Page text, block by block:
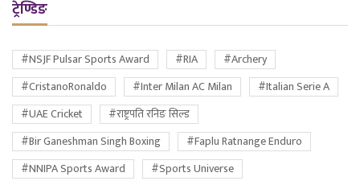
ट्रेण्डिङ
#NSJF Pulsar Sports Award #RIA
#Archery
#CristanoRonaldo
#Inter Milan AC Milan
#Italian Serie A
#UAE Cricket
#राष्ट्रपति रनिङ सिल्ड
#Bir Ganeshman Singh Boxing
#Faplu Ratnange Enduro
#NNIPA Sports Award
#Sports Universe